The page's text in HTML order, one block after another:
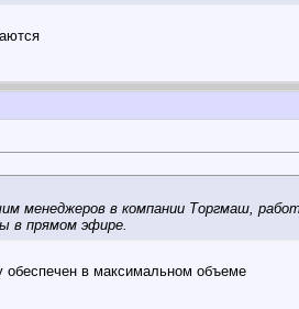
менеджеров в компании Торгмаш,
в прямом эфире.
обеспечен в максимальном объеме